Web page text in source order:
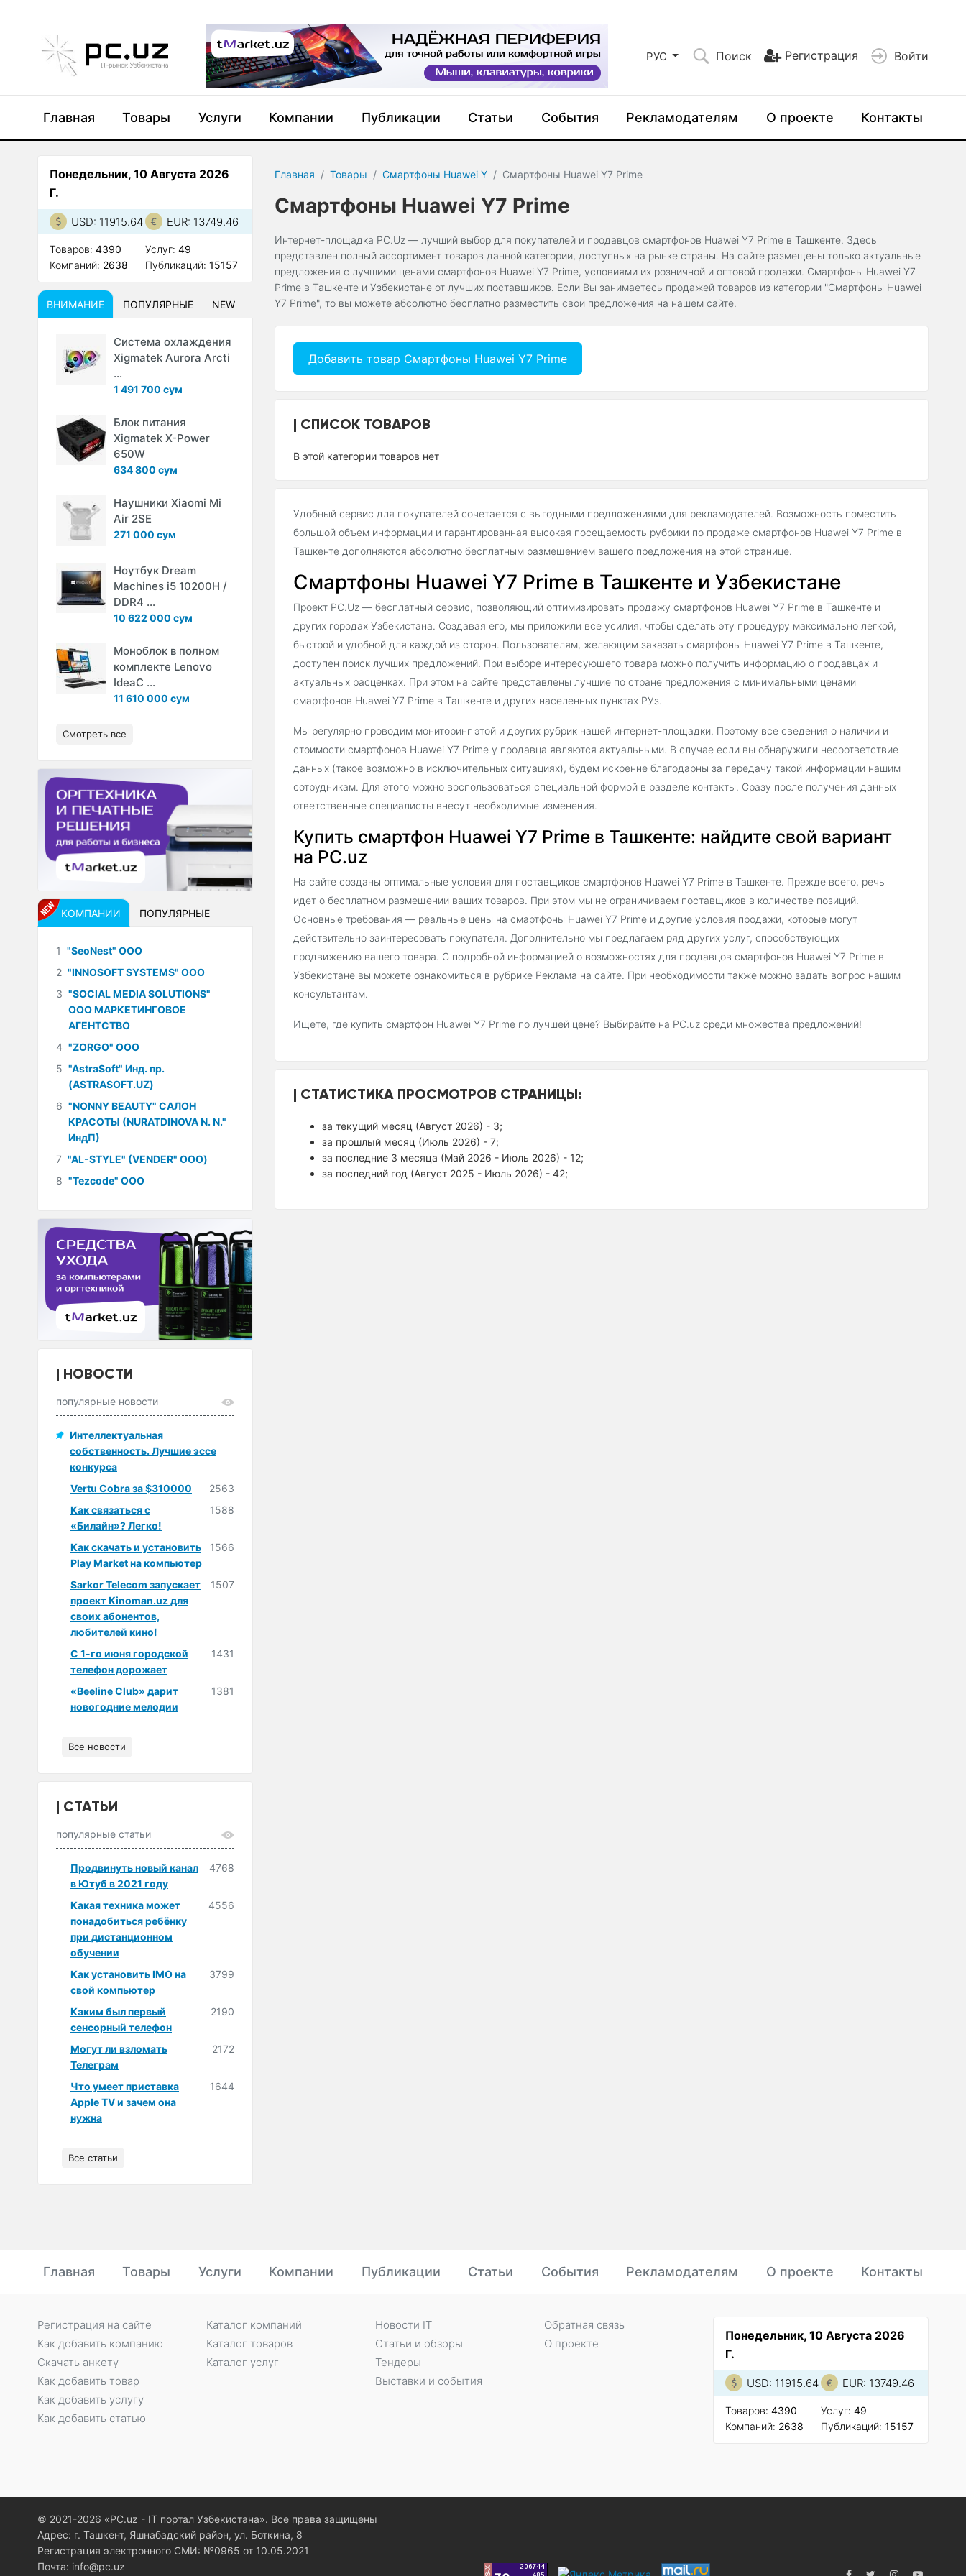
РУС Поиск Регистрация Войти
Главная Товары Услуги Компании Публикации Статьи События Рекламодателям О проекте Контакты
Главная Товары Смартфоны Huawei Y Смартфоны Huawei Y7 Prime
Смартфоны Huawei Y7 Prime
Интернет-площадка PC.Uz — лучший выбор для покупателей и продавцов смартфонов Huawei Y7 Prime в Ташкенте. Здесь
представлен полный ассортимент товаров данной категории, доступных на рынке страны. На сайте размещены только актуальные
предложения с лучшими ценами смартфонов Huawei Y7 Prime, условиями их розничной и оптовой продажи. Смартфоны Huawei Y7
Prime в Ташкенте и Узбекистане от лучших поставщиков. Если Вы занимаетесь продажей товаров из категории "Смартфоны Huawei
Y7 Prime", то вы можете абсолютно бесплатно разместить свои предложения на нашем сайте.
Добавить товар Смартфоны Huawei Y7 Prime
СПИСОК ТОВАРОВ
В этой категории товаров нет
Удобный сервис для покупателей сочетается с выгодными предложениями для рекламодателей. Возможность поместить
большой объем информации и гарантированная высокая посещаемость рубрики по продаже смартфонов Huawei Y7 Prime в
Ташкенте дополняются абсолютно бесплатным размещением вашего предложения на этой странице.
Смартфоны Huawei Y7 Prime в Ташкенте и Узбекистане
Проект PC.Uz — бесплатный сервис, позволяющий оптимизировать продажу смартфонов Huawei Y7 Prime в Ташкенте и
других городах Узбекистана. Создавая его, мы приложили все усилия, чтобы сделать эту процедуру максимально легкой,
быстрой и удобной для каждой из сторон. Пользователям, желающим заказать смартфоны Huawei Y7 Prime в Ташкенте,
доступен поиск лучших предложений. При выборе интересующего товара можно получить информацию о продавцах и
актуальных расценках. При этом на сайте представлены лучшие по стране предложения с минимальными ценами
смартфонов Huawei Y7 Prime в Ташкенте и других населенных пунктах РУз.
Мы регулярно проводим мониторинг этой и других рубрик нашей интернет-площадки. Поэтому все сведения о наличии и
стоимости смартфонов Huawei Y7 Prime у продавца являются актуальными. В случае если вы обнаружили несоответствие
данных (такое возможно в исключительных ситуациях), будем искренне благодарны за передачу такой информации нашим
сотрудникам. Для этого можно воспользоваться специальной формой в разделе контакты. Сразу после получения данных
ответственные специалисты внесут необходимые изменения.
Купить смартфон Huawei Y7 Prime в Ташкенте: найдите свой вариант
на PC.uz
На сайте созданы оптимальные условия для поставщиков смартфонов Huawei Y7 Prime в Ташкенте. Прежде всего, речь
идет о бесплатном размещении ваших товаров. При этом мы не ограничиваем поставщиков в количестве позиций.
Основные требования — реальные цены на смартфоны Huawei Y7 Prime и другие условия продажи, которые могут
действительно заинтересовать покупателя. Дополнительно мы предлагаем ряд других услуг, способствующих
продвижению вашего товара. С подробной информацией о возможностях для продавцов смартфонов Huawei Y7 Prime в
Узбекистане вы можете ознакомиться в рубрике Реклама на сайте. При необходимости также можно задать вопрос нашим
консультантам.
Ищете, где купить смартфон Huawei Y7 Prime по лучшей цене? Выбирайте на PC.uz среди множества предложений!
СТАТИСТИКА ПРОСМОТРОВ СТРАНИЦЫ:
за текущий месяц (Август 2026) - 3;
за прошлый месяц (Июль 2026) - 7;
за последние 3 месяца (Май 2026 - Июль 2026) - 12;
за последний год (Август 2025 - Июль 2026) - 42;
Понедельник, 10 Августа 2026
Г.
USD: 11915.64 EUR: 13749.46
Товаров: 4390
Компаний: 2638
Услуг:49
Публикаций:15157
ВНИМАНИЕ ПОПУЛЯРНЫЕ NEW
Система охлаждения
Xigmatek Aurora Arcti
...
1 491 700 сум
Блок питания
Xigmatek X-Power
650W
634 800 сум
Наушники Xiaomi Mi
Air 2SE
271 000 сум
Ноутбук Dream
Machines i5 10200H /
DDR4 ...
10 622 000 сум
Моноблок в полном
комплекте Lenovo
IdeaC ...
11 610 000 сум
Смотреть все
КОМПАНИИ ПОПУЛЯРНЫЕ
1 "SeoNest" ООО
2 "INNOSOFT SYSTEMS" ООО
3 "SOCIAL MEDIA SOLUTIONS"
ООО МАРКЕТИНГОВОЕ
АГЕНТСТВО
4 "ZORGO" ООО
5 "AstraSoft" Инд. пр.
(ASTRASOFT.UZ)
6 "NONNY BEAUTY" САЛОН
КРАСОТЫ (NURATDINOVA N. N."
ИндП)
7 "AL-STYLE" (VENDER" ООО)
8 "Tezcode" ООО
НОВОСТИ
популярные новости
Интеллектуальная
собственность. Лучшие эссе
конкурса
Vertu Cobra за $310000
2563
Как связаться с
«Билайн»? Легко!
1588
Как скачать и установить
Play Market на компьютер
1566
Sarkor Telecom запускает
проект Kinoman.uz для
своих абонентов,
любителей кино!
1507
С 1-го июня городской
телефон дорожает
1431
«Beeline Club» дарит
новогодние мелодии
1381
Все новости
СТАТЬИ
популярные статьи
Продвинуть новый канал
в Ютуб в 2021 году
4768
Какая техника может
понадобиться ребёнку
при дистанционном
обучении
4556
Как установить IMO на
свой компьютер
3799
Каким был первый
сенсорный телефон
2190
Могут ли взломать
Телеграм
2172
Что умеет приставка
Apple TV и зачем она
нужна
1644
Все статьи
Главная Товары Услуги Компании Публикации Статьи События Рекламодателям О проекте Контакты
Понедельник, 10 Августа 2026
Г.
USD: 11915.64 EUR: 13749.46
Товаров: 4390
Компаний: 2638
Услуг: 49
Публикаций: 15157
Регистрация на сайте
Как добавить компанию
Скачать анкету
Как добавить товар
Как добавить услугу
Как добавить статью
Каталог компаний
Каталог товаров
Каталог услуг
Новости IT
Статьи и обзоры
Тендеры
Выставки и события
Обратная связь
О проекте
© 2021-2026 «PC.uz - IT портал Узбекистана». Все права защищены
Адрес: г. Ташкент, Яшнабадский район, ул. Боткина, 8
Регистрация электронного СМИ: №0965 от 10.05.2021
Почта: info@pc.uz